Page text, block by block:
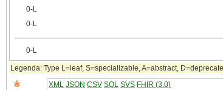
0‑L
0‑L
0‑L
Legenda: Type L=leaf, S=specializable, A=abstract,
XML JSON CSV SQL SVS FHIR (3.0)